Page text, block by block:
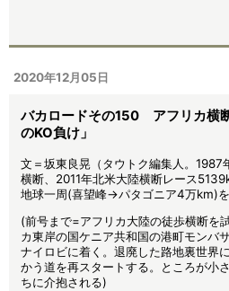
2020年12月05日
バカロードその150 アフリカ横
のKO負け」
文＝坂東良晃（タウトク編集人。
横断、2011年北米大陸横断レース
地球一周(喜望峰→パタゴニア4万km)を
(前号まで=アフリカ大陸の徒歩横断を
カ東岸の国ケニア共和国の港町モンバ
ナイロビに着く。退廃した路地裏世界
かう道を再スタートする。ところが小
ちに介抱される)